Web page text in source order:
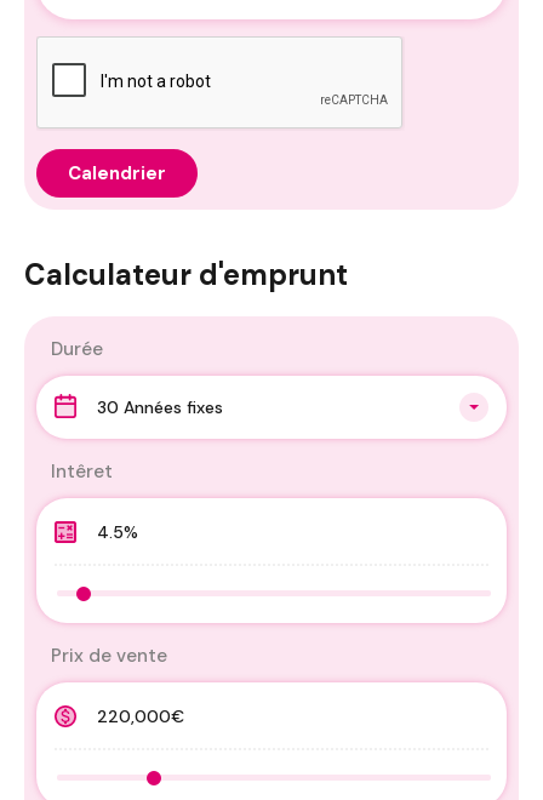
Calculateur d'emprunt
Durée
30 Années fixes
Intêret
Prix de vente